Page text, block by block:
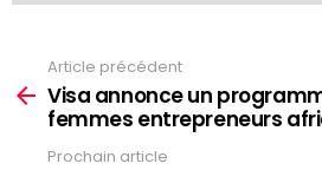
plus
Article précédent
Visa annonce un
femmes entrepreneurs
Prochain article